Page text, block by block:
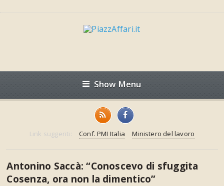
Show Menu
Link suggeriti: Conf. PMI Italia Ministero del lavoro
Antonino Saccà: “Conoscevo di sfuggita
Cosenza, ora non la dimentico”